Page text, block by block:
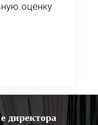
оценку
директора